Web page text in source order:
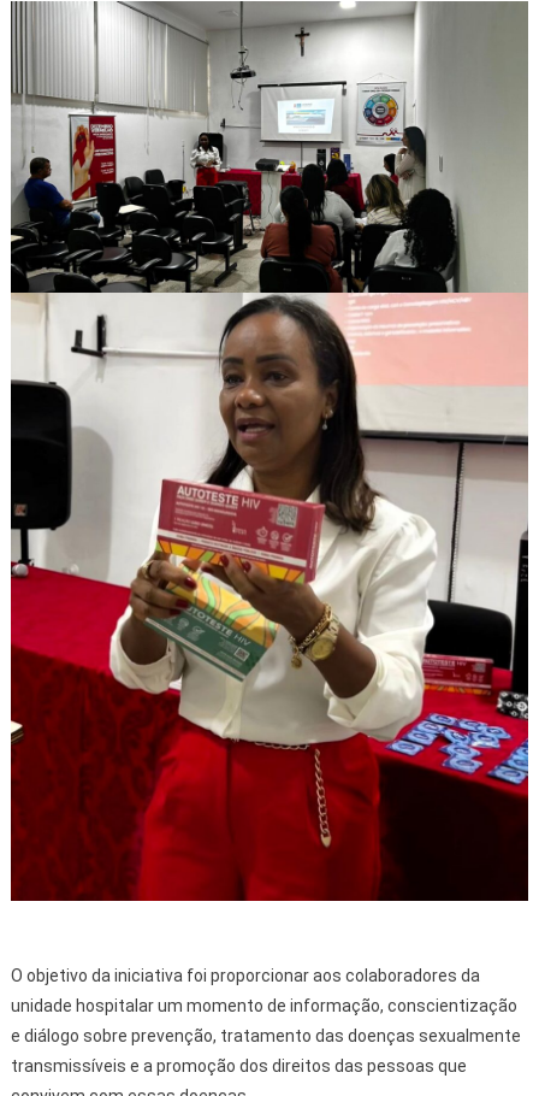
O objetivo da iniciativa foi proporcionar aos colaboradores da
unidade hospitalar um momento de informação, conscientização
e diálogo sobre prevenção, tratamento das doenças sexualmente
transmissíveis e a promoção dos direitos das pessoas que